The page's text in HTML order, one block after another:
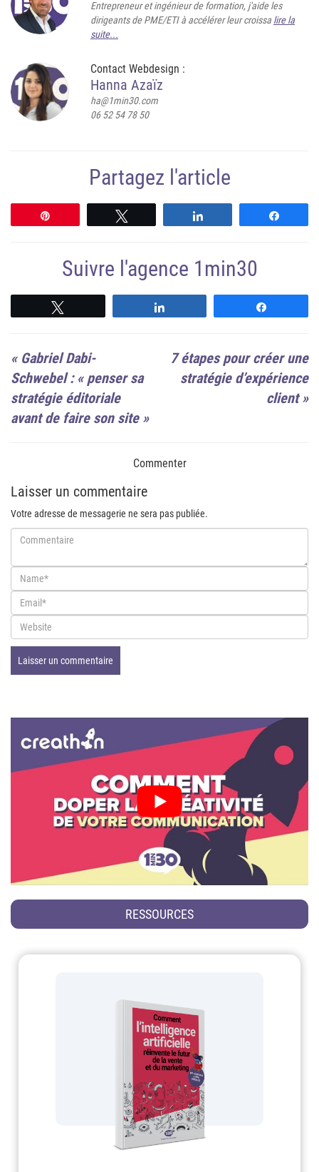
Entrepreneur et ingénieur de formation, j'aide les
dirigeants de PME/ETI à accélérer leur croissa lire la
suite...
Contact Webdesign :
Hanna Azaïz
ha@1min30.com
06 52 54 78 50
Partagez l'article
Suivre l'agence 1min30
« Gabriel Dabi-
Schwebel : « penser sa
stratégie éditoriale
avant de faire son site »
7 étapes pour créer une
stratégie d’expérience
client»
Commenter
Laisser un commentaire
Votre adresse de messagerie ne sera pas publiée.
RESSOURCES